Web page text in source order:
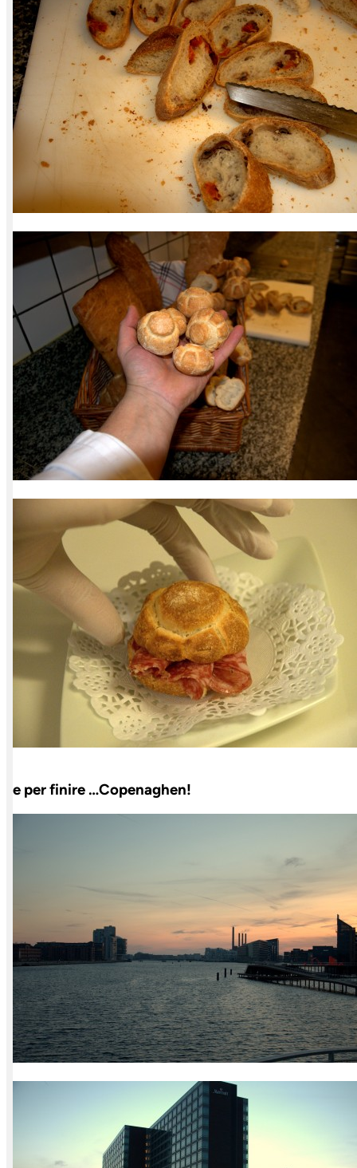
e per finire …Copenaghen!